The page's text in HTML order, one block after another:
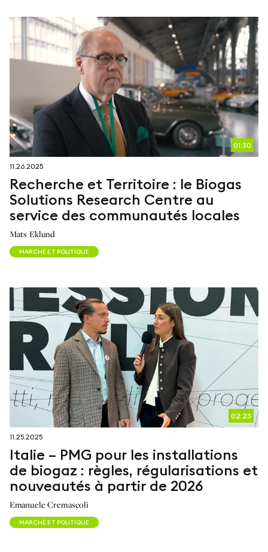
01:30
11.26.2025
Recherche et Territoire : le Biogas
Solutions Research Centre au
service des communautés locales
Mats Eklund
MARCHÉ ET POLITIQUE
02:23
11.25.2025
Italie – PMG pour les installations
de biogaz : règles, régularisations et
nouveautés à partir de 2026
Emanuele Cremascoli
MARCHÉ ET POLITIQUE